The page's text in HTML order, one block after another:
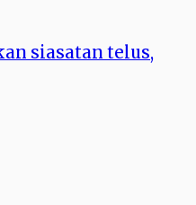
siasatan telus,